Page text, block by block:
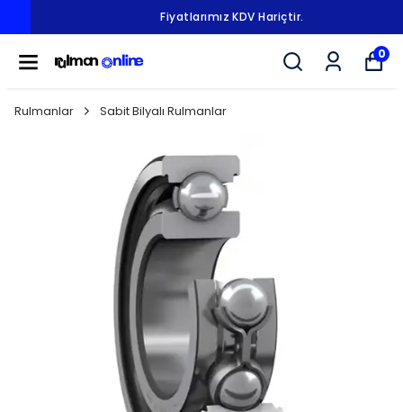
Fiyatlarımız KDV Hariçtir.
0
Rulmanlar Sabit Bilyalı Rulmanlar